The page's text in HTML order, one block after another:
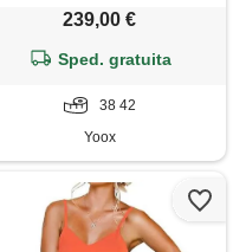
239,00 €
Sped. gratuita
38 42
Yoox